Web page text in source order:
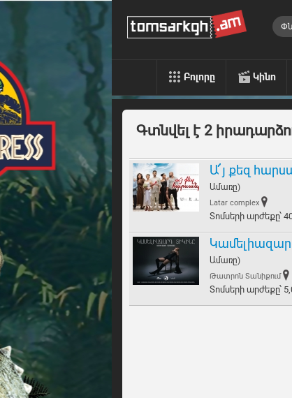
Բոլորը Կինո
Գտնվել է 2
Ա՜յ քեզ
Ամառը)
Latar complex
Տոմսերի արժեքը՝
Ամառը)
Թատրոն Տանիքում
Տոմսերի արժեքը՝